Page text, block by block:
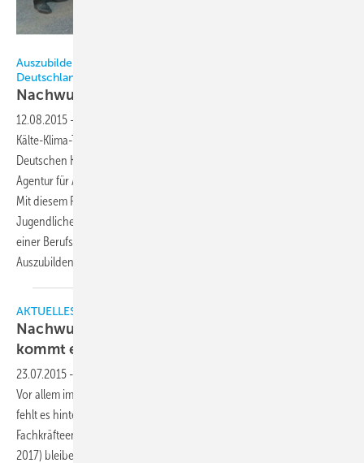
Auszubildende aus Italien im Rahmen von MobiPro-Eu in
Deutschland
Nachwuchs auf neuen
12.08.2015 -
Kälte-Klima-Technik Dortmund und der Bundesinnungsverband des
Deutschen Kälteanlagenbauerhandwerks (BIV) den Zuschlag der
Agentur für Arbeit erhalten, am MobiPro-EU-Programm teilzunehmen.
Mit diesem Programm wird arbeitslosen und chancenlosen
Jugendlichen aus Italien, Spanien und Griechenland die Möglichkeit
einer Berufsausbildung in Deutschland eröffnet. Nun sind die ersten
Auszubildenden aus Italien in Deutschland
AKTUELLES
Nachwuchs: Auf diese zehn Anforderungen
kommt es bei Bewerbern
23.07.2015 -
Vor allem im Bereich Klempnerei, Heizung-, Sanitär- und Klimatechnik
fehlt es hinten und vorne an qualifizierten Angestellten: Laut aktueller
Fachkräfteengpassanalyse der Bundesagentur für Arbeit (Stand: Juni
2017) bleiben in diesem Bereich Stellen im Schnitt über 150 Tage